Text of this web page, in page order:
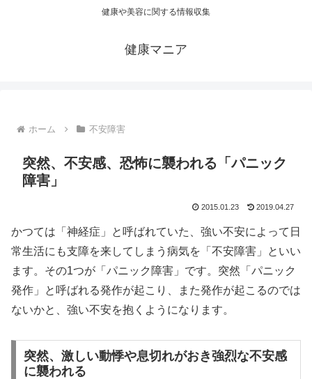
健康や美容に関する情報収集
健康マニア
ホーム 不安障害
突然、不安感、恐怖に襲われる「パニック
障害」
2015.01.23 2019.04.27
かつては「神経症」と呼ばれていた、強い不安によって日
常生活にも支障を来してしまう病気を「不安障害」といい
ます。その1つが「パニック障害」です。突然「パニック
発作」と呼ばれる発作が起こり、また発作が起こるのでは
ないかと、強い不安を抱くようになります。
突然、激しい動悸や息切れがおき強烈な不安感
に襲われる